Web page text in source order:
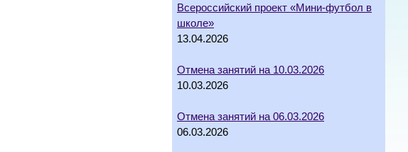
Всероссийский проект «Мини-футбол в
школе»
13.04.2026
Отмена занятий на 10.03.2026
10.03.2026
Отмена занятий на 06.03.2026
06.03.2026